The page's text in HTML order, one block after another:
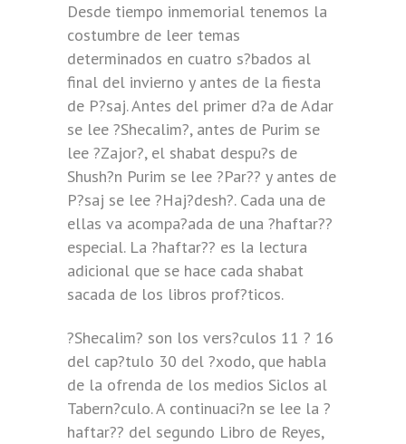
Desde tiempo inmemorial tenemos la
costumbre de leer temas
determinados en cuatro s?bados al
final del invierno y antes de la fiesta
de P?saj. Antes del primer d?a de Adar
se lee ?Shecalim?, antes de Purim se
lee ?Zajor?, el shabat despu?s de
Shush?n Purim se lee ?Par?? y antes de
P?saj se lee ?Haj?desh?. Cada una de
ellas va acompa?ada de una ?haftar??
especial. La ?haftar?? es la lectura
adicional que se hace cada shabat
sacada de los libros prof?ticos.
?Shecalim? son los vers?culos 11 ? 16
del cap?tulo 30 del ?xodo, que habla
de la ofrenda de los medios Siclos al
Tabern?culo. A continuaci?n se lee la ?
haftar?? del segundo Libro de Reyes,